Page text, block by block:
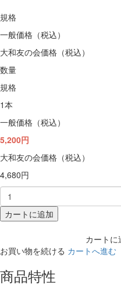
規格
一般価格（税込）
大和友の会価格（税込）
数量
規格
1本
一般価格（税込）
5,200円
大和友の会価格（税込）
4,680円
カートに追加
カートに
お買い物を続ける カートへ進む
商品特性